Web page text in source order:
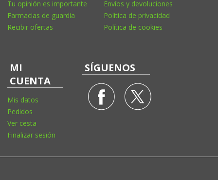
Tu opinión es importante
Farmacias de guardia
Recibir ofertas
Envíos y devoluciones
Política de privacidad
Política de cookies
MI
CUENTA
Mis datos
Pedidos
Ver cesta
Finalizar sesión
SÍGUENOS